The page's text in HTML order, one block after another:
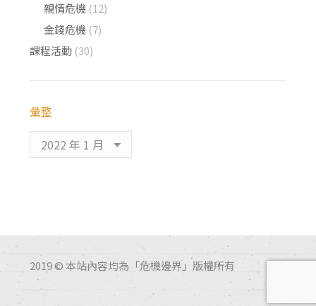
親情危機 (12)
金錢危機 (7)
課程活動 (30)
彙整
整
2019 © 本站內容均為「危機邊界」版權所有